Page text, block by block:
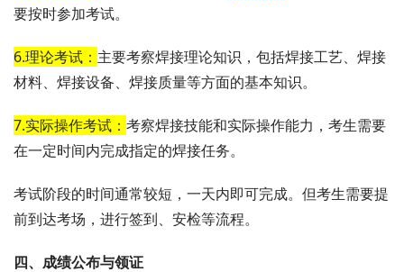
要按时参加考试。
6.理论考试： 主要考察焊接理论知识，包括焊接工艺、焊接
材料、焊接设备、焊接质量等方面的基本知识。
7.实际操作考试： 考察焊接技能和实际操作能力，考生需要
在一定时间内完成指定的焊接任务。
考试阶段的时间通常较短，一天内即可完成。但考生需要提
前到达考场，进行签到、安检等流程。
四、成绩公布与领证